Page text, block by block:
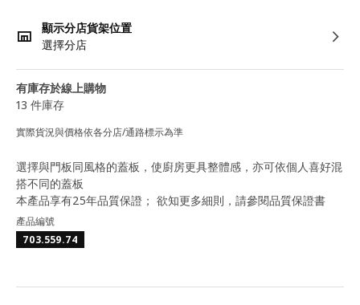
顯示分店貨架位置
選擇分店
有庫存於線上購物
13 件庫存
實際貨況與價格依各分店/通路標示為準
選擇與門板同風格的蓋板，使廚房更具整體感，亦可依個人喜好混
搭不同的蓋板
本產品享有25年品質保證； 欲知更多細則，請參閱品質保證書
產品編號
703.559.74